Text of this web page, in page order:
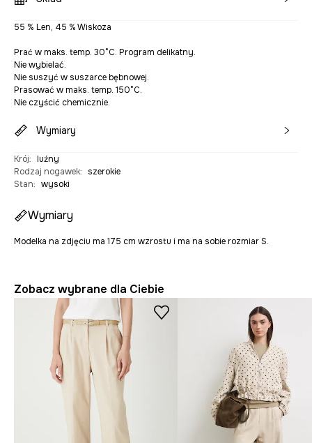
55 % Len, 45 % Wiskoza
Prać w maks. temp. 30°C. Program delikatny.
Nie wybielać.
Nie suszyć w suszarce bębnowej.
Prasować w maks. temp. 150°C.
Nie czyścić chemicznie.
Wymiary
Krój: luźny
Rodzaj nogawek:
szerokie
Stan: wysoki
Wymiary
Modelka na zdjęciu ma 175 cm wzrostu i ma na sobie rozmiar S.
Zobacz wybrane dla Ciebie